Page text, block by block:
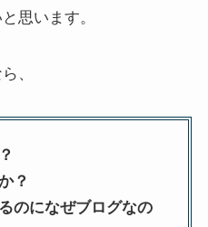
思います。
、
？
のになぜブログなの